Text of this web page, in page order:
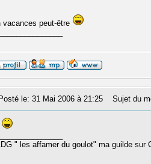
vacances peut-être
Posté le: 31 Mai 2006 à 21:25 Sujet du
" les affamer du goulot" ma guilde